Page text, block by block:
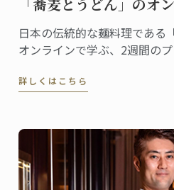
日本の伝統的な麺料理である
オンラインで学ぶ、2週間の
詳しくはこちら